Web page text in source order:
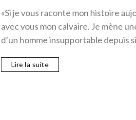
«Si je vous raconte mon histoire
avec vous mon calvaire. Je mène
d’un homme insupportable depuis
Lire la suite